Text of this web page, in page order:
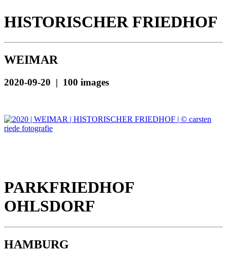
HISTORISCHER FRIEDHOF
WEIMAR
2020-09-20 | 100 images
PARKFRIEDHOF
OHLSDORF
HAMBURG